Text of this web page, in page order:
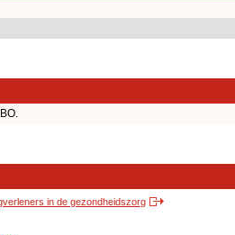
in de gezondheidszorg